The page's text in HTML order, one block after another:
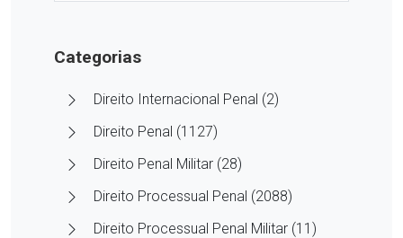
Categorias
Direito Internacional Penal (2)
Direito Penal (1127)
Direito Penal Militar (28)
Direito Processual Penal (2088)
Direito Processual Penal Militar (11)